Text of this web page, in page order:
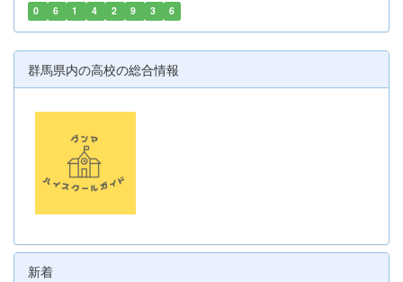
0 6 1 4 2 9 3 6
群馬県内の高校の総合情報
新着